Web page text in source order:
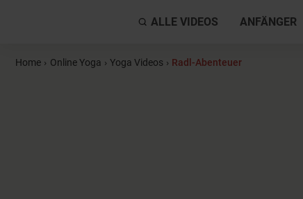
ALLE VIDEOS ANFÄNGER
Home › Online Yoga › Yoga Videos › Radl-Abenteuer